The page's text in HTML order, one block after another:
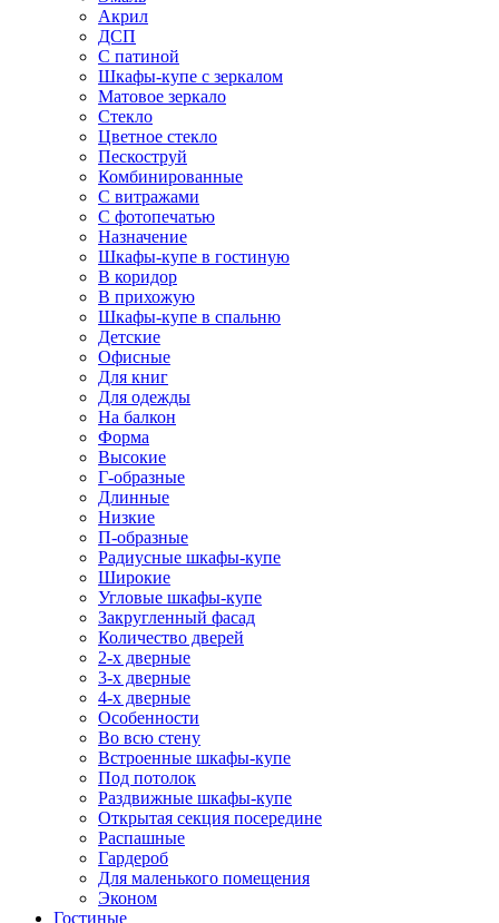
Акрил
ДСП
С патиной
Шкафы-купе с зеркалом
Матовое зеркало
Стекло
Цветное стекло
Пескоструй
Комбинированные
С витражами
С фотопечатью
Назначение
Шкафы-купе в гостиную
В коридор
В прихожую
Шкафы-купе в спальню
Детские
Офисные
Для книг
Для одежды
На балкон
Форма
Высокие
Г-образные
Длинные
Низкие
П-образные
Радиусные шкафы-купе
Широкие
Угловые шкафы-купе
Закругленный фасад
Количество дверей
2-х дверные
3-х дверные
4-х дверные
Особенности
Во всю стену
Встроенные шкафы-купе
Под потолок
Раздвижные шкафы-купе
Открытая секция посередине
Распашные
Гардероб
Для маленького помещения
Эконом
Гостиные